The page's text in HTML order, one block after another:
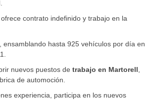
.
contrato indefinido y trabajo en la
hasta 925 vehículos por día en
nuevos puestos de trabajo en Martorell,
de automoción.
experiencia, participa en los nuevos